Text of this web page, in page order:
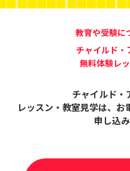
教育や受験に
チャイルド・
無料体験レ
チャイルド・
レッスン・教室見学は、 お
申し込